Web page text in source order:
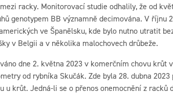
racky. Monitorovací studie odhalily, že od
genotypem BB významně decimována. V říjnu
ve Španělsku, kde bylo nutno utratit
v Belgii a v několika malochovech drůbeže.
dne 2. května 2023 v komerčním chovu krůt
od rybníka Skučák. Zde byla 28. dubna 2023
u krůt. Jedná-li se o přenos onemocnění z racků